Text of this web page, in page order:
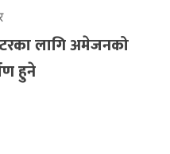
लागि अमेजनको
हुने